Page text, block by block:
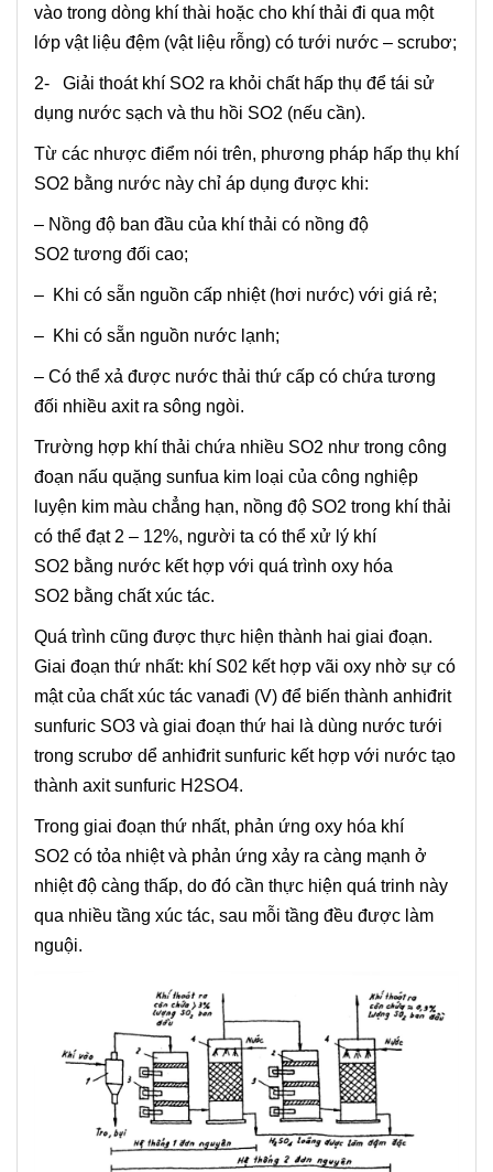
vào trong dòng khí thài hoặc cho khí thải đi qua một
lớp vật liệu đệm (vật liệu rỗng) có tưới nước – scrubơ;
2- Giải thoát khí SO2 ra khỏi chất hấp thụ để tái sử
dụng nước sạch và thu hồi SO2 (nếu cần).
Từ các nhược điểm nói trên, phương pháp hấp thụ khí
SO2 bằng nước này chỉ áp dụng được khi:
– Nồng độ ban đầu của khí thải có nồng độ
SO2 tương đối cao;
– Khi có sẵn nguồn cấp nhiệt (hơi nước) với giá rẻ;
– Khi có sẵn nguồn nước lạnh;
– Có thể xả được nước thải thứ cấp có chứa tương
đối nhiều axit ra sông ngòi.
Trường hợp khí thải chứa nhiều SO2 như trong công
đoạn nấu quặng sunfua kim loại của công nghiệp
luyện kim màu chẳng hạn, nồng độ SO2 trong khí thải
có thể đạt 2 – 12%, người ta có thể xử lý khí
SO2 bằng nước kết hợp với quá trình oxy hóa
SO2 bằng chất xúc tác.
Quá trình cũng được thực hiện thành hai giai đoạn.
Giai đoạn thứ nhất: khí S02 kết hợp vãi oxy nhờ sự có
mật của chất xúc tác vanađi (V) để biến thành anhiđrit
sunfuric SO3 và giai đoạn thứ hai là dùng nước tưới
trong scrubơ dể anhiđrit sunfuric kết hợp với nước tạo
thành axit sunfuric H2SO4.
Trong giai đoạn thứ nhất, phản ứng oxy hóa khí
SO2 có tỏa nhiệt và phản ứng xảy ra càng mạnh ở
nhiệt độ càng thấp, do đó cần thực hiện quá trinh này
qua nhiều tầng xúc tác, sau mỗi tầng đều được làm
nguội.